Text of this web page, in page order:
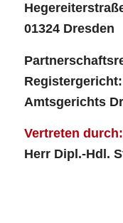
01324 Dresden
Amtsgerichts
Vertreten durch:
Herr Dipl.-Hdl.